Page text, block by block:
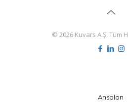
© 2026 Kuvars A.Ş. Tüm
Ansolon